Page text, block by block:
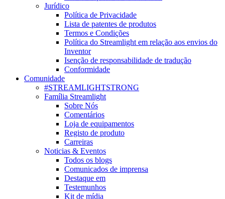
Jurídico
Política de Privacidade
Lista de patentes de produtos
Termos e Condições
Política do Streamlight em relação aos envios do
Inventor
Isenção de responsabilidade de tradução
Conformidade
Comunidade
#STREAMLIGHTSTRONG
Família Streamlight
Sobre Nós
Comentários
Loja de equipamentos
Registo de produto
Carreiras
Noticias & Eventos
Todos os blogs
Comunicados de imprensa
Destaque em
Testemunhos
Kit de mídia